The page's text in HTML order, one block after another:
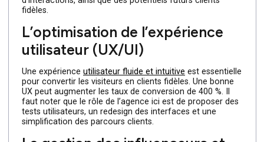
La création de campagnes
et motion design
audience. Elles augmentent le taux de conversion à plus
de 80%. Une agence peut produire des vidéos
explicatives, des publicités animées et des contenus
adaptés aux réseaux sociaux afin de générer plus
d’interactions, ainsi que des potentiels futurs clients
fidèles.